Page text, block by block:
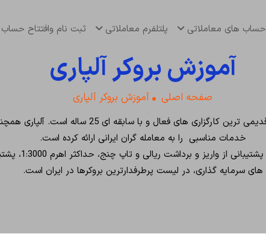
حساب های معاملاتی پلتلفرم معاملاتی ثبت نام وافتتاح حساب
آموزش بروکر آلپاری
صفحه اصلی آموزش بروکر آلپاری
یکی از قدیمی ترین کارگزاری های
خدمات مناسبی را به معامله گران ایرانی ارائه کرده است.
های سرمایه گذاری، در لیست پرطرفدارترین بروکرها در ایران است.